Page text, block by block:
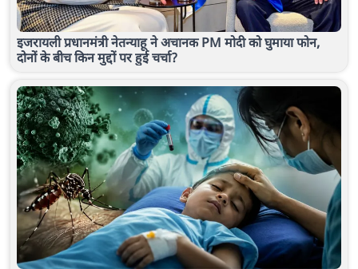
इजरायली प्रधानमंत्री नेतन्याहू ने अचानक PM मोदी को घुमाया फोन,
दोनों के बीच किन मुद्दों पर हुई चर्चा?